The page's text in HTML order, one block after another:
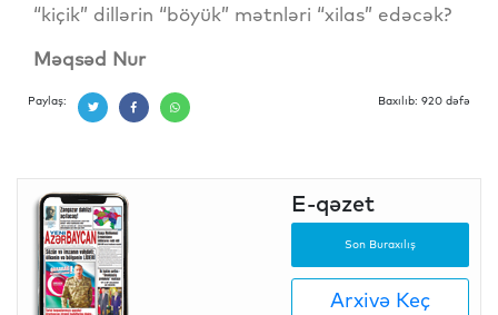
“kiçik” dillərin “böyük” mətnləri “xilas” edəcək?
Məqsəd Nur
Paylaş: Baxılıb: 920 dəfə
E-qəzet
Son Buraxılış
Arxivə Keç